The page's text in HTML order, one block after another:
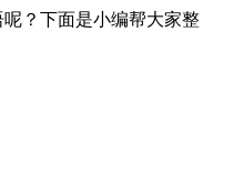
？下面是小编帮大家整